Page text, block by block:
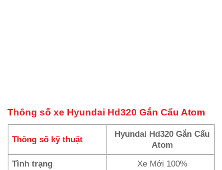
Thông số xe Hyundai Hd320 Gắn Cẩu Atom
Thông số kỹ thuật
Hyundai Hd320 Gắn Cẩu
Atom
Tình trạng
Xe Mới 100%